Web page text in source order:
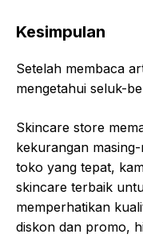
Kesimpulan
Setelah membaca
mengetahui seluk-
Skincare store
kekurangan
toko yang tepat,
skincare terbaik
memperhatikan
diskon dan promo,